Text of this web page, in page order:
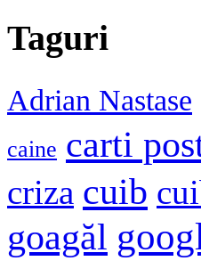
Taguri
Adrian Nastase
caine carti
criza cuib
goagăl